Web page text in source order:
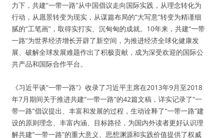
力下，共建“一带一路”从中国倡议走向国际实践，从理念转化为
行动，从愿景转变为现实，从谋篇布局的“大写意”转变为精谨细
腻的“工笔画”，取得实打实、沉甸甸的成就。10年来，共建“一带
一路”为世界经济增长开辟了新空间，为推进经济全球化健康发
展、破解全球发展难题作出了积极贡献，成为深受欢迎的国际公
共产品和国际合作平台。
《习近平谈“一带一路”》收录了习近平主席在2013年9月至2018
年7月期间关于推进共建“一带一路”的42篇文稿，详实记录了“一
带一路”倡议提出、丰富和发展的过程，生动诠释了“一带一路”建
设的原则理念、丰富内涵、目标路径，为国内外读者更好认识理
解共建“一带一路”的重大意义、思想渊源和实践价值提供了权威